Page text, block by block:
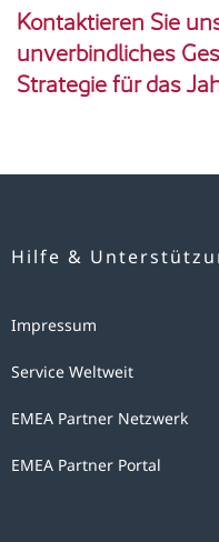
Kontaktieren Sie
unverbindliches
Strategie für das
Hilfe &
Impressum
Service Weltweit
EMEA Partner Netzwerk
EMEA Partner Portal